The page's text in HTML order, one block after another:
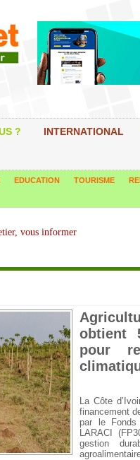
? INTERNATIONAL
EDUCATION TOURISME
obtient
pour
La Côte
financement
par le
LARACI
gestion